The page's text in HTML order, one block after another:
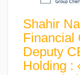
Shahir
Financial
Deputy
Holding :